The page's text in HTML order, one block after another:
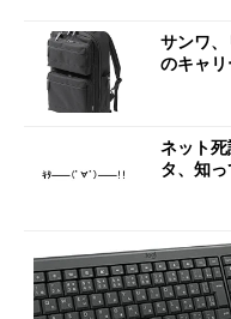
サンワ
のキャ
ネット
タ、知っ